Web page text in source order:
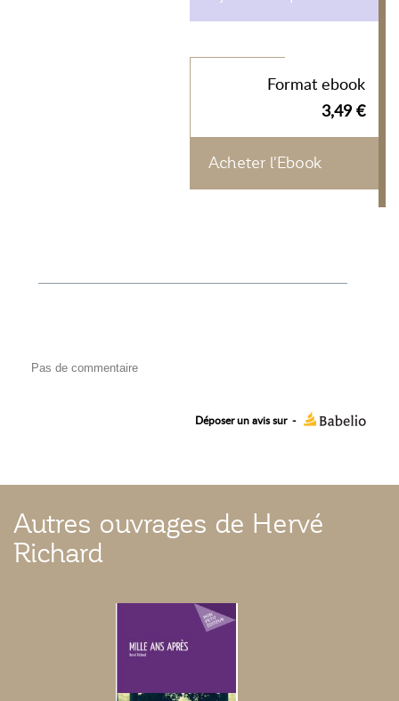
Format ebook
3,49 €
Acheter l'Ebook
Pas de commentaire
Déposer un avis sur -
Autres ouvrages de Hervé
Richard